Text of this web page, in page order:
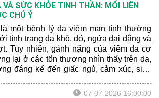
SỨC KHỎE TINH THẦN: MỐI LIÊN
CHÚ Ý
một bệnh lý da viêm mạn tính thường
tình trạng da khô, đỏ, ngứa dai dẳng và
Tuy nhiên, gánh nặng của viêm da cơ
lại ở các tổn thương nhìn thấy trên da,
đáng kể đến giấc ngủ, cảm xúc, sinh
07-07-2026 16:00:00